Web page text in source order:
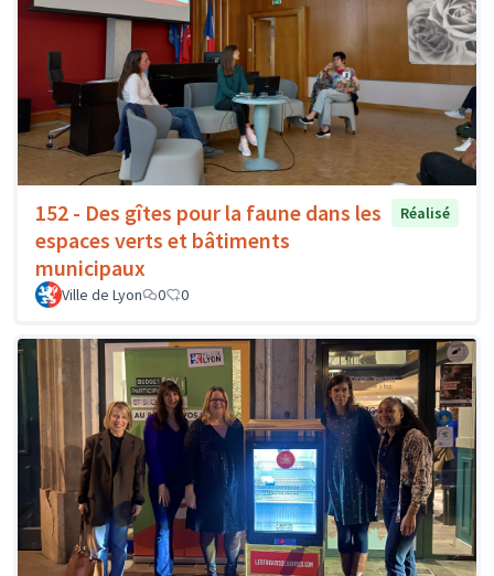
152 - Des gîtes pour la faune dans les
espaces verts et bâtiments
municipaux
Réalisé
Ville de Lyon 0 0